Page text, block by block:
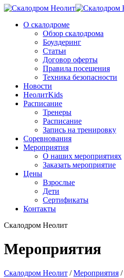
О скалодроме
Обзор скалодрома
Боулдеринг
Статьи
Договор оферты
Правила посещения
Техника безопасности
Новости
НеолитKids
Расписание
Тренеры
Расписание
Запись на тренировку
Соревнования
Мероприятия
О наших мероприятиях
Заказать мероприятие
Цены
Взрослые
Дети
Сертификаты
Контакты
Скалодром Неолит
Мероприятия
Скалодром Неолит /Мероприятия /